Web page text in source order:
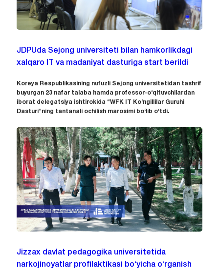
JDPUda Sejong universiteti bilan hamkorlikdagi
xalqaro IT va madaniyat dasturiga start berildi
Koreya Respublikasining nufuzli Sejong universitetidan tashrif
buyurgan 23 nafar talaba hamda professor-o‘qituvchilardan
iborat delegatsiya ishtirokida “WFK IT Ko‘ngillilar Guruhi
Dasturi”ning tantanali ochilish marosimi bo‘lib o‘tdi.
Jizzax davlat pedagogika universitetida
narkojinoyatlar profilaktikasi bo‘yicha o‘rganish